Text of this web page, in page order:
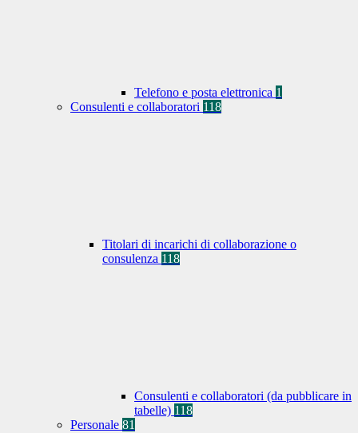
Telefono e posta elettronica 1
Consulenti e collaboratori 118
Titolari di incarichi di collaborazione o
consulenza 118
Consulenti e collaboratori (da pubblicare in
tabelle) 118
Personale 81